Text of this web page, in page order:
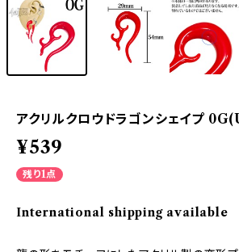
アクリルクロウドラゴンシェイプ
¥539
残り1点
International shipping available